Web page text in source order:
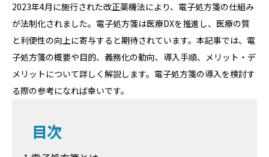
2023年4月に施行された改正薬機法により、電子処方箋の仕組み
が法制化されました。電子処方箋は医療DXを推進し、医療の質
と利便性の向上に寄与すると期待されています。本記事では、電
子処方箋の概要や目的、義務化の動向、導入手順、メリット・デ
メリットについて詳しく解説します。電子処方箋の導入を検討す
る際の参考になれば幸いです。
目次